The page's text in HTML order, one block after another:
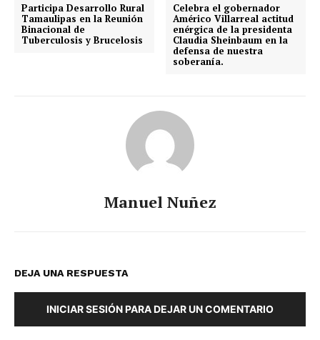
Participa Desarrollo Rural
Tamaulipas en la Reunión
Binacional de
Tuberculosis y Brucelosis
Celebra el gobernador
Américo Villarreal actitud
enérgica de la presidenta
Claudia Sheinbaum en la
defensa de nuestra
soberanía.
Manuel Nuñez
DEJA UNA RESPUESTA
INICIAR SESIÓN PARA DEJAR UN COMENTARIO